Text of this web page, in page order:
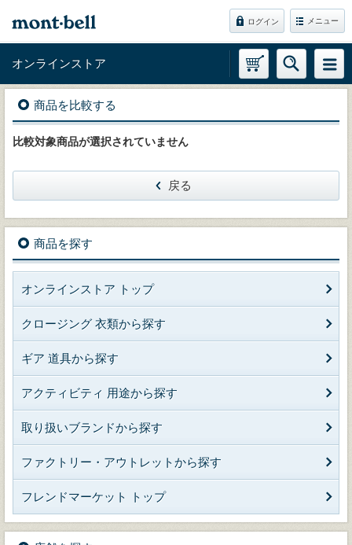
ログイン メニュー
オンラインストア
商品を比較する
比較対象商品が選択されていません
戻る
商品を探す
オンラインストア トップ
クロージング 衣類から探す
ギア 道具から探す
アクティビティ 用途から探す
取り扱いブランドから探す
ファクトリー・アウトレットから探す
フレンドマーケット トップ